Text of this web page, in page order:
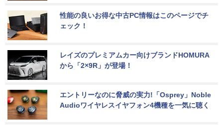
性能の良いお得な中古PC情報はこのページでチ
ェック！
レイズのプレミアムカー向けブランドHOMURA
から「2×9R」が登場！
エントリーなのに脅威の実力!「Osprey」Noble
Audioワイヤレスイヤフォン4機種を一気に聴く